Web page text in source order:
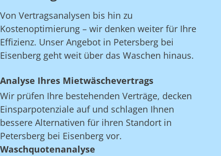
Von Vertragsanalysen bis hin zu
Kostenoptimierung – wir denken weiter für Ihre
Effizienz. Unser Angebot in Petersberg bei
Eisenberg geht weit über das Waschen hinaus.
Analyse Ihres Mietwäschevertrags
Wir prüfen Ihre bestehenden Verträge, decken
Einsparpotenziale auf und schlagen Ihnen
bessere Alternativen für ihren Standort in
Petersberg bei Eisenberg vor.
Waschquotenanalyse